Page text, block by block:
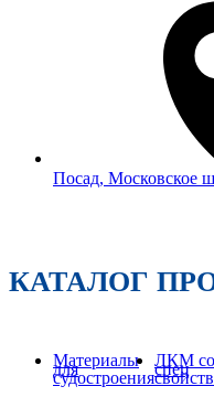
Посад, Московское
КАТАЛОГ
Материалы
для
судостроения
ЛКМ со
спец